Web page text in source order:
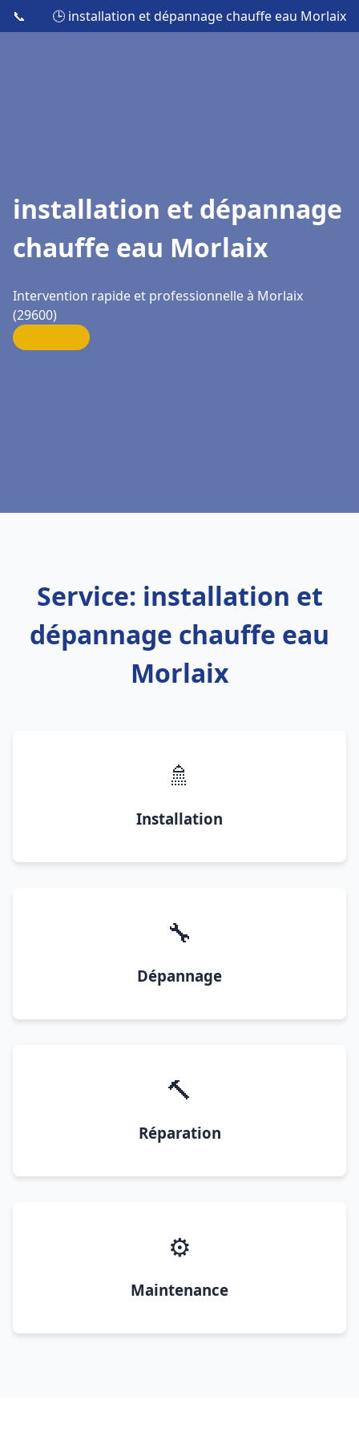
📞 🕒 installation et dépannage chauffe eau Morlaix
installation et dépannage
chauffe eau Morlaix
Intervention rapide et professionnelle à Morlaix
(29600)
Service: installation et
dépannage chauffe eau
Morlaix
🚿
Installation
🔧
Dépannage
🔨
Réparation
⚙️
Maintenance